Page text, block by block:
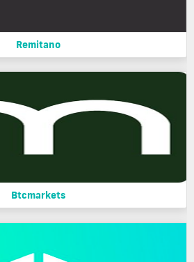
Remitano
Btcmarkets